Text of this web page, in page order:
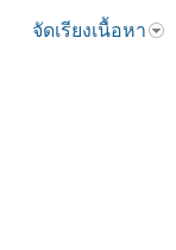
จัดเรียงเนื้อหา